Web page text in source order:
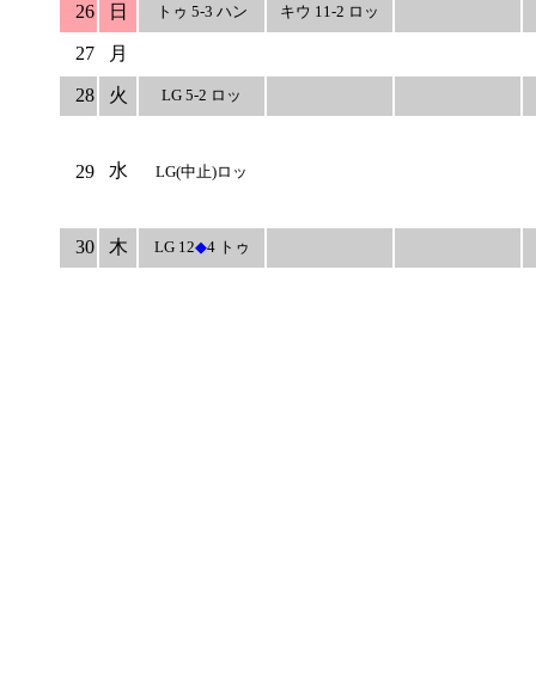
26 日 トゥ 5-3 ハン キウ 11-2 ロッ
27 月
28 火 LG 5-2 ロッ
29 水 LG(中止)ロッ
30 木 LG 12◆4 トゥ